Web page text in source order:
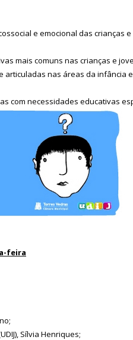
e emocional das crianças e
mais comuns nas crianças e
articuladas nas áreas da infância e
com necessidades educativas
feira
Sílvia Henriques;